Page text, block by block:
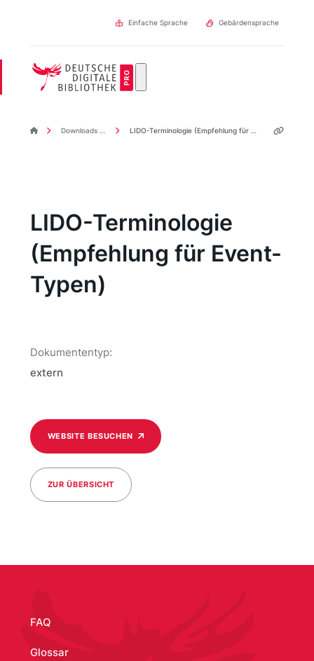
Einfache Sprache Gebärdensprache
DDBpro Startseite
Downloads & Links LIDO-Terminologie (Empfehlung für Event-Typen)
LIDO-Terminologie
(Empfehlung für Event-
Typen)
Dokumententyp:
extern
WEBSITE BESUCHEN
ZUR ÜBERSICHT
FAQ
Glossar